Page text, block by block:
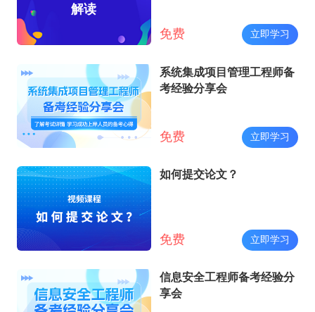
解读
免费 立即学习
系统集成项目管理工程师备
考经验分享会
免费 立即学习
如何提交论文？
免费 立即学习
信息安全工程师备考经验分
享会